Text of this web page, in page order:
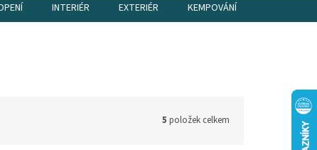
INTERIÉR EXTERIÉR KEMPOVÁNÍ
5 položek celkem